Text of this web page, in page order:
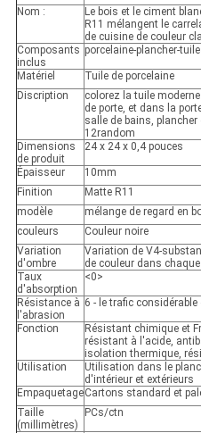
Nom :
Le bois et le ciment
R11 mélangent le
de cuisine de couleur
Composants
inclus
porcelaine-plancher-
Matériel
Tuile de porcelaine
Discription
colorez la tuile
de porte, et dans la
salle de bains,
12random
Dimensions
de produit
24 x 24 x 0,4 pouces
Épaisseur
10mm
Finition
Matte R11
modèle
mélange de regard en
couleurs
Couleur noire
Variation
d'ombre
Variation de V4-
de couleur dans
Taux
d'absorption
<0>
Résistance à
l'abrasion
6 - le trafic considérable
Fonction
Résistant chimique et
résistant à l'acide,
isolation thermique,
Utilisation
Utilisation dans le
d'intérieur et extérieurs
EmpaquetageCartons standard et
Taille
(millimètres)
PCs/ctn